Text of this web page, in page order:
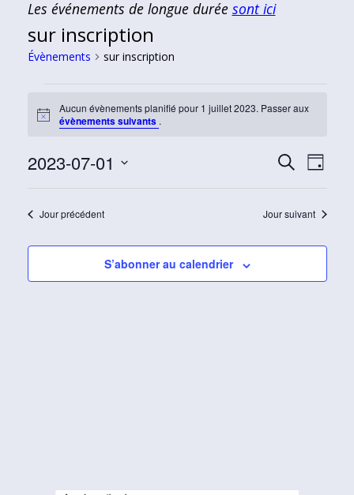
Les événements de longue durée sont ici
sur inscription
Évènements sur inscription
for
juillet
2023
Notice
Aucun évènements planifié pour 1 juillet 2023. Passer aux
évènements suivants .
et
vues
Recherche
Jour
2023-07-01
Sélectionnez
Jour précédent Jour suivant
S’abonner au calendrier